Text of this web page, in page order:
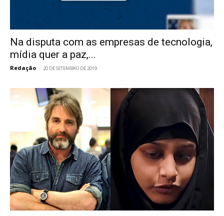
Na disputa com as empresas de tecnologia,
mídia quer a paz,...
Redação - 20 DE SETEMBRO DE 2019